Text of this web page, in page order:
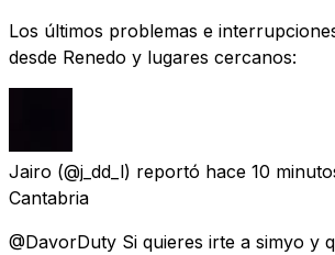
Los últimos problemas e
desde Renedo y lugares cercanos:
Jairo (@j_dd_l) reportó hace 10
Cantabria
@DavorDuty Si quieres irte a simyo y